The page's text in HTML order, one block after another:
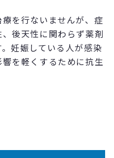
を行ないませんが、症
後天性に関わらず薬剤
妊娠している人が感染
を軽くするために抗生